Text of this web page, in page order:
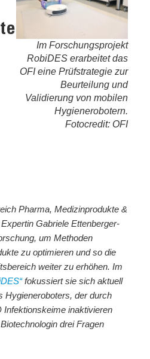
Im Forschungsprojekt
RobiDES erarbeitet das
OFI eine Prüfstrategie zur
Beurteilung und
Validierung von mobilen
Hygienerobotern.
Fotocredit: OFI
Pharma, Medizinprodukte &
Gabriele Ettenberger-
um Methoden
zu optimieren und so die
weiter zu erhöhen. Im
fokussiert sie sich aktuell
Hygieneroboters, der durch
Infektionskeime inaktivieren
drei Fragen